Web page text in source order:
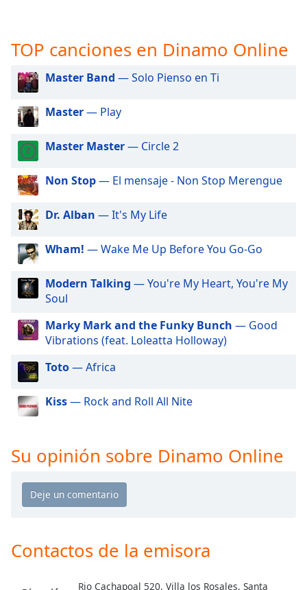
off,
Audio
Picture-
in-
Picture
This
modal
window.
dialog
window.
Escape
cancel
and
close
Text
Opacity
Text
TOP canciones en Dinamo Online
Master Band — Solo Pienso en Ti
Master— Play
Master Master— Circle 2
Non Stop— El mensaje - Non Stop Merengue
Dr. Alban — It's My Life
Wham! — Wake Me Up Before You Go-Go
Modern Talking — You're My Heart, You're My
Soul
Marky Mark and the Funky Bunch — Good
Vibrations (feat. Loleatta Holloway)
Toto— Africa
Kiss— Rock and Roll All Nite
Su opinión sobre Dinamo Online
Contactos de la emisora
Rio Cachapoal 520, Villa los Rosales, Santa